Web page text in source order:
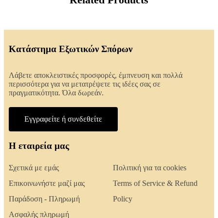
Κατάστημα Εξωτικών Σπόρων
Λάβετε αποκλειστικές προσφορές, έμπνευση και πολλά
περισσότερα για να μετατρέψετε τις ιδέες σας σε
πραγματικότητα. Όλα δωρεάν.
Εγγραφείτε ή συνδεθείτε
Η εταιρεία μας
Σχετικά με εμάς
Επικοινωνήστε μαζί μας
Παράδοση - Πληρωμή
Ασφαλής πληρωμή
Πολιτική για τα cookies
Terms of Service & Refund
Policy